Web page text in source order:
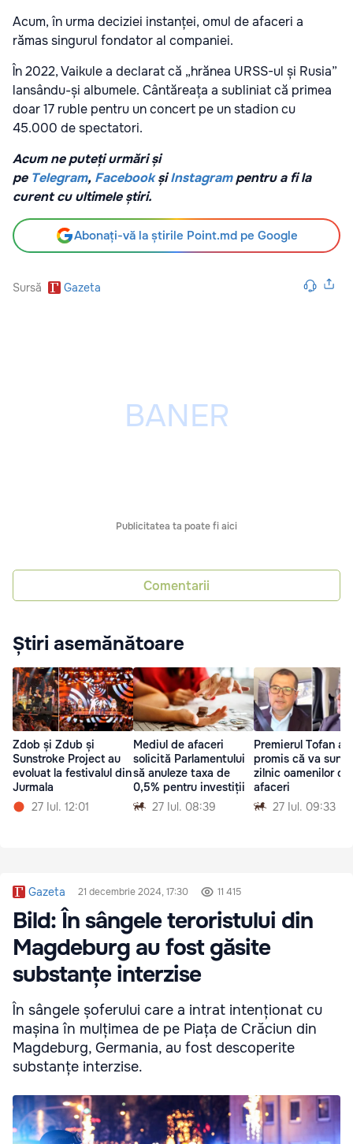
Acum, în urma deciziei instanței, omul de afaceri a
rămas singurul fondator al companiei.
În 2022, Vaikule a declarat că „hrănea URSS-ul și Rusia”
lansându-și albumele. Cântăreața a subliniat că primea
doar 17 ruble pentru un concert pe un stadion cu
45.000 de spectatori.
Acum ne puteți urmări și
pe Telegram, Facebook șiInstagrampentru a fi la
curent cu ultimele știri.
Abonați-vă la știrile Point.md pe Google
Sursă Gazeta
Publicitatea ta poate fi aici
Comentarii
Știri asemănătoare
Zdob și Zdub și
Sunstroke Project au
evoluat la festivalul din
Jurmala
27 Iul. 12:01
Mediul de afaceri
solicită Parlamentului
să anuleze taxa de
0,5% pentru investiții
27 Iul. 08:39
Premierul Tofan a
promis că va suna
zilnic oamenilor de
afaceri
27 Iul. 09:33
Gazeta 21 decembrie 2024, 17:30 11 415
Bild: În sângele teroristului din
Magdeburg au fost găsite
substanțe interzise
În sângele șoferului care a intrat intenționat cu
mașina în mulțimea de pe Piața de Crăciun din
Magdeburg, Germania, au fost descoperite
substanțe interzise.